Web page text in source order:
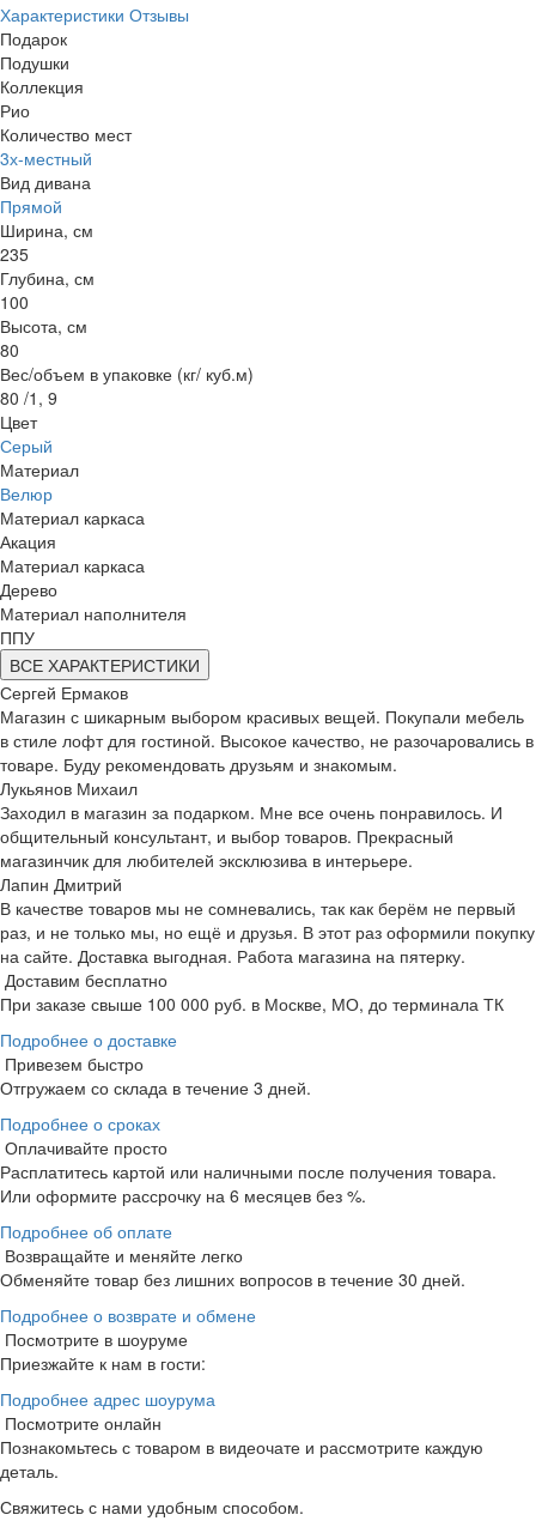
Характеристики Отзывы
Подарок
Подушки
Коллекция
Рио
Количество мест
3х-местный
Вид дивана
Прямой
Ширина, см
235
Глубина, см
100
Высота, см
80
Вес/объем в упаковке (кг/ куб.м)
80 /1, 9
Цвет
Серый
Материал
Велюр
Материал каркаса
Акация
Материал каркаса
Дерево
Материал наполнителя
ППУ
ВСЕ ХАРАКТЕРИСТИКИ
Сергей Ермаков
Магазин с шикарным выбором красивых вещей. Покупали мебель
в стиле лофт для гостиной. Высокое качество, не разочаровались в
товаре. Буду рекомендовать друзьям и знакомым.
Лукьянов Михаил
Заходил в магазин за подарком. Мне все очень понравилось. И
общительный консультант, и выбор товаров. Прекрасный
магазинчик для любителей эксклюзива в интерьере.
Лапин Дмитрий
В качестве товаров мы не сомневались, так как берём не первый
раз, и не только мы, но ещё и друзья. В этот раз оформили покупку
на сайте. Доставка выгодная. Работа магазина на пятерку.
Доставим бесплатно
При заказе свыше 100 000 руб. в Москве, МО, до терминала ТК
Подробнее о доставке
Привезем быстро
Отгружаем со склада в течение 3 дней.
Подробнее о сроках
Оплачивайте просто
Расплатитесь картой или наличными после получения товара.
Или оформите рассрочку на 6 месяцев без %.
Подробнее об оплате
Возвращайте и меняйте легко
Обменяйте товар без лишних вопросов в течение 30 дней.
Подробнее о возврате и обмене
Посмотрите в шоуруме
Приезжайте к нам в гости:
Подробнее адрес шоурума
Посмотрите онлайн
Познакомьтесь с товаром в видеочате и рассмотрите каждую
деталь.
Свяжитесь с нами удобным способом.